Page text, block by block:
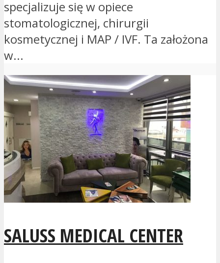
specjalizuje się w opiece
stomatologicznej, chirurgii
kosmetycznej i MAP / IVF. Ta założona
w...
SALUSS MEDICAL CENTER